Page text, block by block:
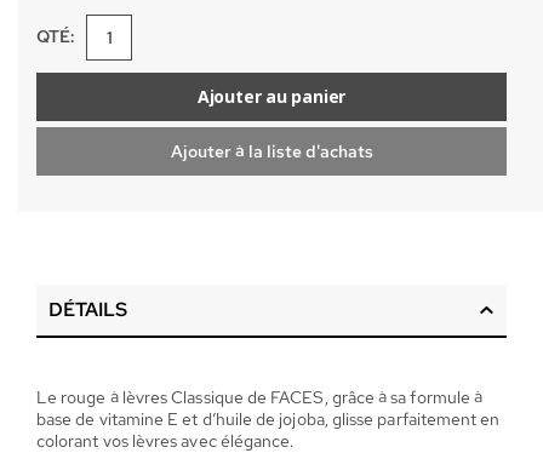
QTÉ:
Ajouter au panier
Ajouter à la liste d'achats
DÉTAILS
Le rouge à lèvres Classique de FACES, grâce à sa formule à
base de vitamine E et d’huile de jojoba, glisse parfaitement en
colorant vos lèvres avec élégance.